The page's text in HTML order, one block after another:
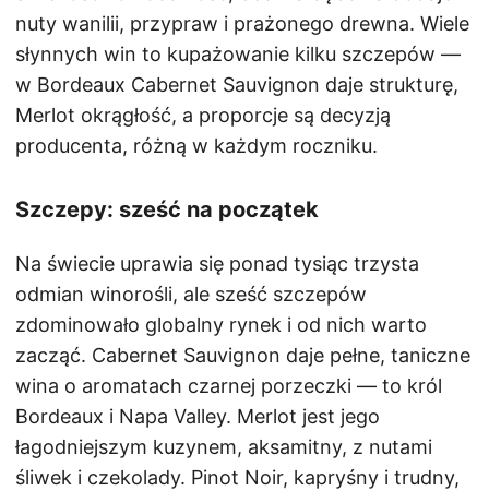
nuty wanilii, przypraw i prażonego drewna. Wiele
słynnych win to kupażowanie kilku szczepów —
w Bordeaux Cabernet Sauvignon daje strukturę,
Merlot okrągłość, a proporcje są decyzją
producenta, różną w każdym roczniku.
Szczepy: sześć na początek
Na świecie uprawia się ponad tysiąc trzysta
odmian winorośli, ale sześć szczepów
zdominowało globalny rynek i od nich warto
zacząć. Cabernet Sauvignon daje pełne, taniczne
wina o aromatach czarnej porzeczki — to król
Bordeaux i Napa Valley. Merlot jest jego
łagodniejszym kuzynem, aksamitny, z nutami
śliwek i czekolady. Pinot Noir, kapryśny i trudny,